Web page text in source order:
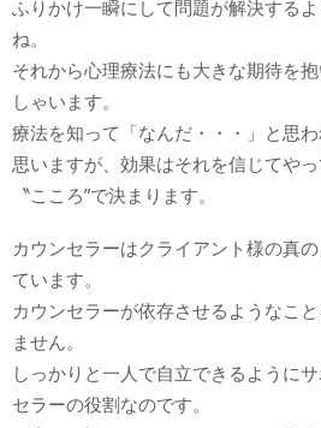
ふりかけ一瞬にして問題が解決する
ね。
それから心理療法にも大きな期待を
しゃいます。
療法を知って「なんだ・・・」と思
思いますが、効果はそれを信じてや
〝こころ”で決まります。
カウンセラーはクライアント様の真
ています。
カウンセラーが依存させるようなこ
ません。
しっかりと一人で自立できるように
セラーの役割なのです。